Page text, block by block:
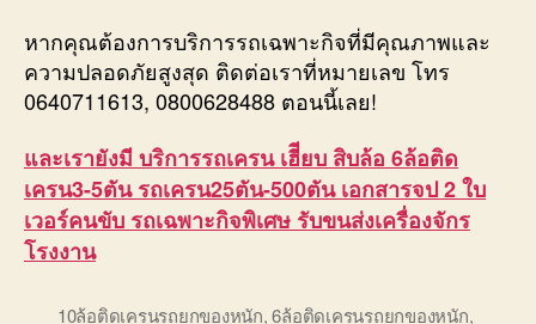
หากคุณต้องการบริการรถเฉพาะกิจที่มีคุณภาพและ
ความปลอดภัยสูงสุด ติดต่อเราที่หมายเลข โทร
0640711613, 0800628488 ตอนนี้เลย!
และเรายังมี บริการรถเครน เฮีียบ สิบล้อ 6ล้อติด
เครน3-5ตัน รถเครน25ตัน-500ตัน เอกสารจป 2 ใบ
เวอร์คนขับ รถเฉพาะกิจพิเศษ รับขนส่งเครื่องจักร
โรงงาน
10ล้อติดเครนรถยกของหนัก,6ล้อติดเครนรถยกของหนัก,